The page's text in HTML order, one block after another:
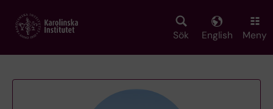
main
Sök English Meny